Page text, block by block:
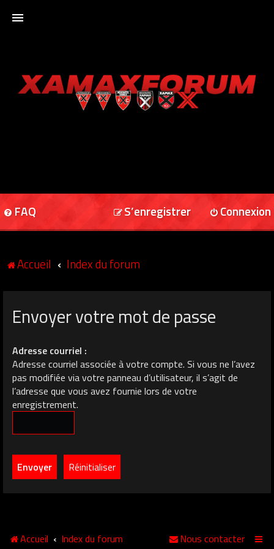
XAMAXFORUM
FAQ Connexion
S’enregistrer
Accueil Index du forum
Envoyer votre mot de passe
Adresse courriel :
Adresse courriel associée à votre compte. Si vous ne l’avez
pas modifiée via votre panneau d’utilisateur, il s’agit de
l’adresse que vous avez fournie lors de votre
enregistrement.
Accueil Index du forum Nous contacter